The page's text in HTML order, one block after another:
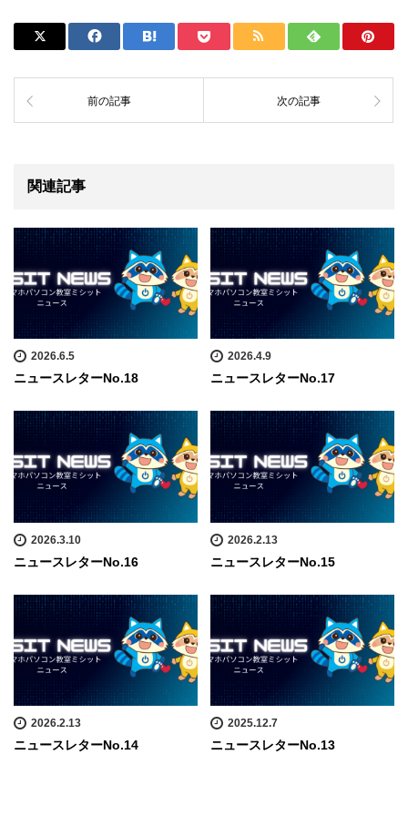
前の記事 次の記事
関連記事
2026.6.5
ニュースレターNo.18
2026.4.9
ニュースレターNo.17
2026.3.10
ニュースレターNo.16
2026.2.13
ニュースレターNo.15
2026.2.13
ニュースレターNo.14
2025.12.7
ニュースレターNo.13